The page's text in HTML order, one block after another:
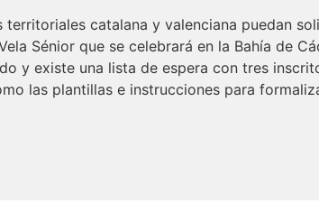
catalana y valenciana puedan
Sénior que se celebrará en la Bahía de
y existe una lista de espera con tres
las plantillas e instrucciones para